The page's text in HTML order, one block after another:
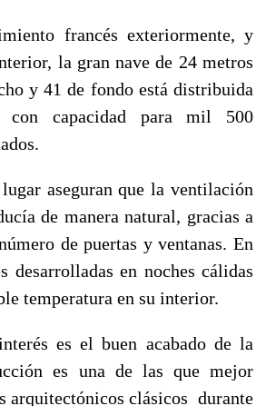
francés exteriormente, y
la gran nave de 24 metros
y 41 de fondo está distribuida
con capacidad para mil 500
aseguran que la ventilación
de manera natural, gracias a
de puertas y ventanas. En
desarrolladas en noches cálidas
temperatura en su interior.
es el buen acabado de la
es una de las que mejor
arquitectónicos clásicos durante